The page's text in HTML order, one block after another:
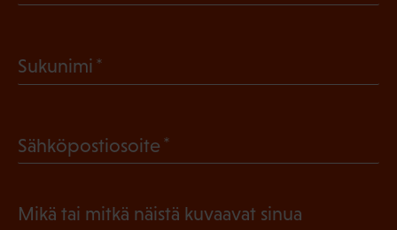
l
n
Sukunimi
P
k
l
Sähköpostiosoite
Mikä tai mitkä näistä kuvaavat sinua